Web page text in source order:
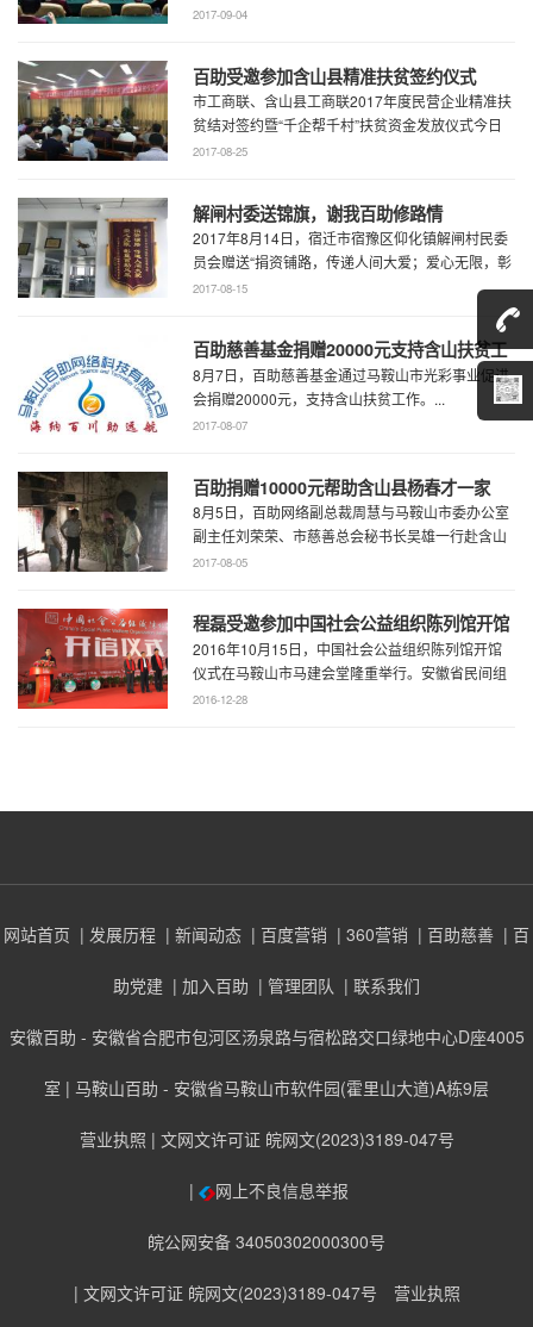
动启动仪式。市委副书记孙勇，马鞍山市关工委 ...
2017-09-04
百助受邀参加含山县精准扶贫签约仪式
市工商联、含山县工商联2017年度民营企业精准扶
贫结对签约暨“千企帮千村”扶贫资金发放仪式今日
在含山县政府会议室隆重举行。百助副总裁周慧作
2017-08-25
解闸村委送锦旗，谢我百助修路情
2017年8月14日，宿迁市宿豫区仰化镇解闸村民委
员会赠送“捐资铺路，传递人间大爱；爱心无限，彰
显百助风采”的锦旗到百助网络，表达对百助网络爱
2017-08-15
百助慈善基金捐赠20000元支持含山扶贫工
作
8月7日，百助慈善基金通过马鞍山市光彩事业促进
会捐赠20000元，支持含山扶贫工作。...
2017-08-07
百助捐赠10000元帮助含山县杨春才一家
8月5日，百助网络副总裁周慧与马鞍山市委办公室
副主任刘荣荣、市慈善总会秘书长吴雄一行赴含山
县仙踪镇看望当地贫困家庭杨春才一家。周慧代表
2017-08-05
程磊受邀参加中国社会公益组织陈列馆开馆
仪式
2016年10月15日，中国社会公益组织陈列馆开馆
仪式在马鞍山市马建会堂隆重举行。安徽省民间组
织管理局副局长阚家安为仪式致辞、安徽省文明办
2016-12-28
网站首页 | 发展历程 | 新闻动态 | 百度营销 | 360营销 | 百助慈善 | 百
助党建 | 加入百助 | 管理团队 | 联系我们
安徽百助 - 安徽省合肥市包河区汤泉路与宿松路交口绿地中心D座4005
室 | 马鞍山百助 - 安徽省马鞍山市软件园(霍里山大道)A栋9层
营业执照 | 文网文许可证 皖网文(2023)3189-047号
| 网上不良信息举报
皖公网安备 34050302000300号
| 文网文许可证 皖网文(2023)3189-047号 营业执照